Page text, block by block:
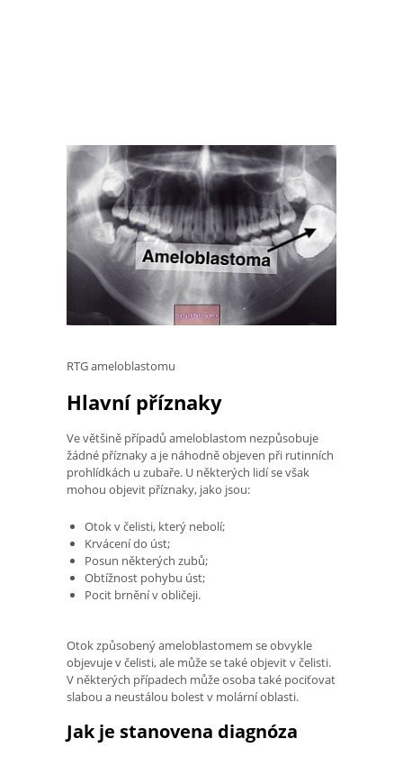
RTG ameloblastomu
Hlavní příznaky
Ve většině případů ameloblastom nezpůsobuje
žádné příznaky a je náhodně objeven při rutinních
prohlídkách u zubaře. U některých lidí se však
mohou objevit příznaky, jako jsou:
Otok v čelisti, který nebolí;
Krvácení do úst;
Posun některých zubů;
Obtížnost pohybu úst;
Pocit brnění v obličeji.
Otok způsobený ameloblastomem se obvykle
objevuje v čelisti, ale může se také objevit v čelisti.
V některých případech může osoba také pociťovat
slabou a neustálou bolest v molární oblasti.
Jak je stanovena diagnóza